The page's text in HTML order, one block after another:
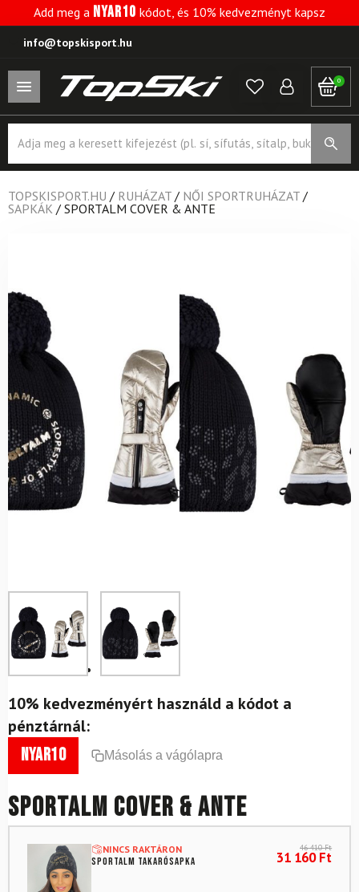
Add meg a NYAR10 kódot, és 10% kedvezményt kapsz
info@topskisport.hu
0
search
TOPSKISPORT.HU / RUHÁZAT / NŐI SPORTRUHÁZAT /
SAPKÁK / SPORTALM COVER & ANTE
10% kedvezményért használd a kódot a
pénztárnál:
nyar10 Másolás a vágólapra
SPORTALM Cover & Ante
NINCS RAKTÁRON
SPORTALM Takarósapka
46 410Ft
31 160Ft